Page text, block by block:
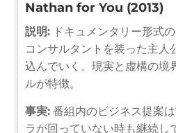
Nathan for You (2013)
説明: ドキュメンタリー形式
コンサルタントを装った主人
込んでいく。現実と虚構の境
ルが特徴。
事実: 番組内のビジネス提案
ラが回っていない時も継続し